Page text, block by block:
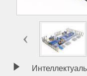
‹
